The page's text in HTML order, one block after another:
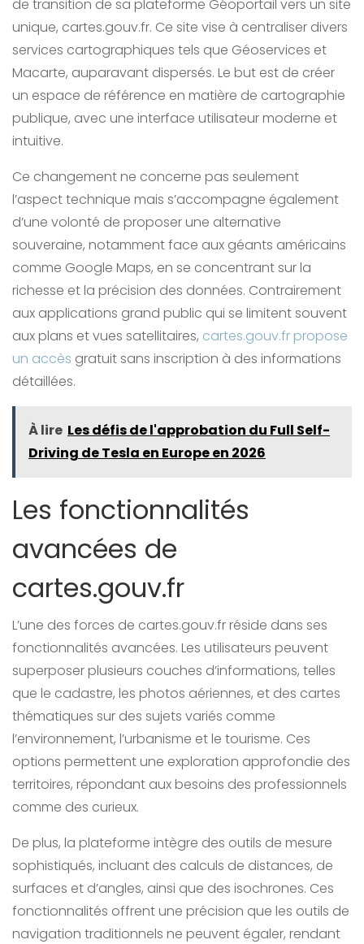
de transition de sa plateforme Géoportail vers un site
unique, cartes.gouv.fr. Ce site vise à centraliser divers
services cartographiques tels que Géoservices et
Macarte, auparavant dispersés. Le but est de créer
un espace de référence en matière de cartographie
publique, avec une interface utilisateur moderne et
intuitive.
Ce changement ne concerne pas seulement
l’aspect technique mais s’accompagne également
d’une volonté de proposer une alternative
souveraine, notamment face aux géants américains
comme Google Maps, en se concentrant sur la
richesse et la précision des données. Contrairement
aux applications grand public qui se limitent souvent
aux plans et vues satellitaires, cartes.gouv.fr propose
un accès gratuit sans inscription à des informations
détaillées.
À lire Les défis de l'approbation du Full Self-
Driving de Tesla en Europe en 2026
Les fonctionnalités
avancées de
cartes.gouv.fr
L’une des forces de cartes.gouv.fr réside dans ses
fonctionnalités avancées. Les utilisateurs peuvent
superposer plusieurs couches d’informations, telles
que le cadastre, les photos aériennes, et des cartes
thématiques sur des sujets variés comme
l’environnement, l’urbanisme et le tourisme. Ces
options permettent une exploration approfondie des
territoires, répondant aux besoins des professionnels
comme des curieux.
De plus, la plateforme intègre des outils de mesure
sophistiqués, incluant des calculs de distances, de
surfaces et d’angles, ainsi que des isochrones. Ces
fonctionnalités offrent une précision que les outils de
navigation traditionnels ne peuvent égaler, rendant